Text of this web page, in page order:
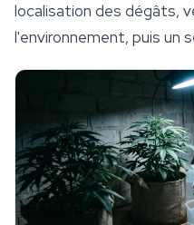
localisation des dégâts,
l'environnement, puis un